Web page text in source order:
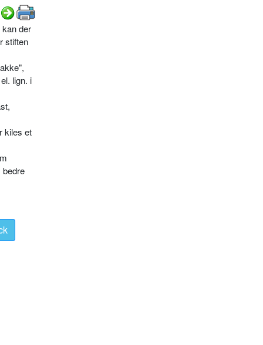
der
stiften
lign. i
kiles et
bedre